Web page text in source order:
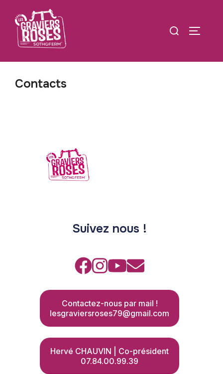
Contacts
Suivez nous !
Contactez-nous par mail !
lesgraviersroses79@gmail.com
Hervé CHAUVIN | Co-président
07.84.00.99.39